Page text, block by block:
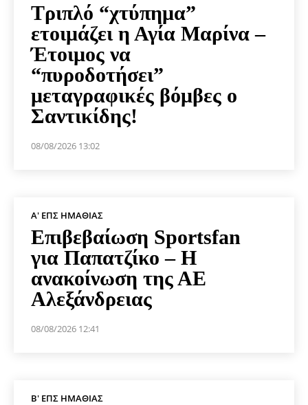
Τριπλό “χτύπημα”
ετοιμάζει η Αγία Μαρίνα –
Έτοιμος να
“πυροδοτήσει”
μεταγραφικές βόμβες ο
Σαντικίδης!
08/08/2026 13:02
Α' ΕΠΣ ΗΜΑΘΊΑΣ
Επιβεβαίωση Sportsfan
για Παπατζίκο – Η
ανακοίνωση της ΑΕ
Αλεξάνδρειας
08/08/2026 12:41
Β' ΕΠΣ ΗΜΑΘΊΑΣ